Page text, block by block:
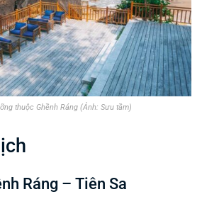
thuộc Ghềnh Ráng (Ảnh: Sưu tầm)
Ráng – Tiên Sa